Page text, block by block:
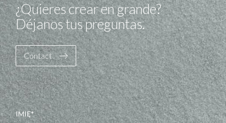
¿Quieres crear en grande?
Déjanos tus preguntas.
Contact
IMIĘ*